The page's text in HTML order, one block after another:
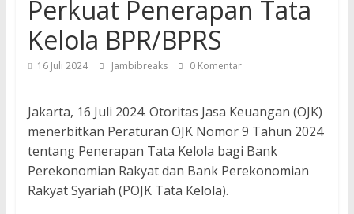
Perkuat Penerapan Tata
Kelola BPR/BPRS
16 Juli 2024 Jambibreaks 0 Komentar
Jakarta, 16 Juli 2024. Otoritas Jasa Keuangan (OJK)
menerbitkan Peraturan OJK Nomor 9 Tahun 2024
tentang Penerapan Tata Kelola bagi Bank
Perekonomian Rakyat dan Bank Perekonomian
Rakyat Syariah (POJK Tata Kelola).